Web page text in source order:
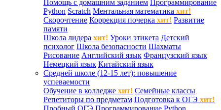
Помощь с домашним заданием Программирование
Python Scratch Ментальная математика хит!
Скорочтение Коррекция почерка хит! Развитие
памяти
Школа лидера хит! Уроки этикета Детский
психолог Школа безопасности Шахматы
Рисование Английский язык Французский язык
Немецкий язык Китайский язык
Средней школе (12-15 лет): повышение
успеваемости
Обучение в колледже хит! Семейные классы
Репетиторы по предметам Подготовка к ОГЭ хит!
Пробный ОГЭ Программирование Python